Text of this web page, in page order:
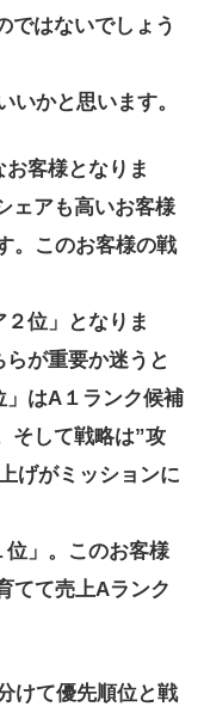
ではないでしょう
いかと思います。
お客様となりま
ェアも高いお客様
。このお客様の戦
位」となりま
が重要か迷うと
はA１ランク候補
そして戦略は”攻
げがミッションに
」。このお客様
てて売上Aランク
けて優先順位と戦